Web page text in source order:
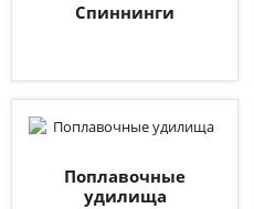
Спиннинги
Поплавочные
удилища